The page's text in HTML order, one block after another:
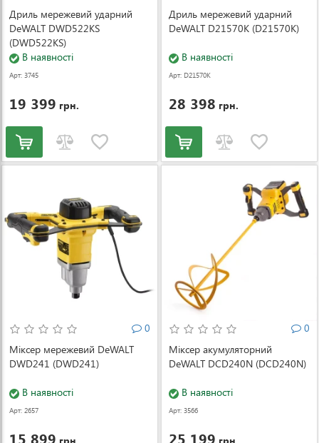
Дриль мережевий ударний
DeWALT DWD522KS
(DWD522KS)
В наявності
Арт: 3745
19 399 грн.
Дриль мережевий ударний
DeWALT D21570K (D21570K)
В наявності
Арт: D21570K
28 398 грн.
0
Міксер мережевий DeWALT
DWD241 (DWD241)
В наявності
Арт: 2657
15 899
0
Міксер акумуляторний
DeWALT DCD240N (DCD240N)
В наявності
Арт: 3566
25 199